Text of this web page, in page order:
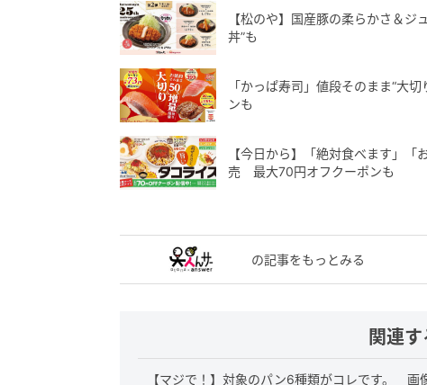
【松のや】国産豚の柔らかさ＆
丼”も
「かっぱ寿司」値段そのまま“大
ンも
【今日から】「絶対食べます」
売 最大70円オフクーポンも
の記事をもっとみる
関連
【マジで！】対象のパン6種類がコレです。 画